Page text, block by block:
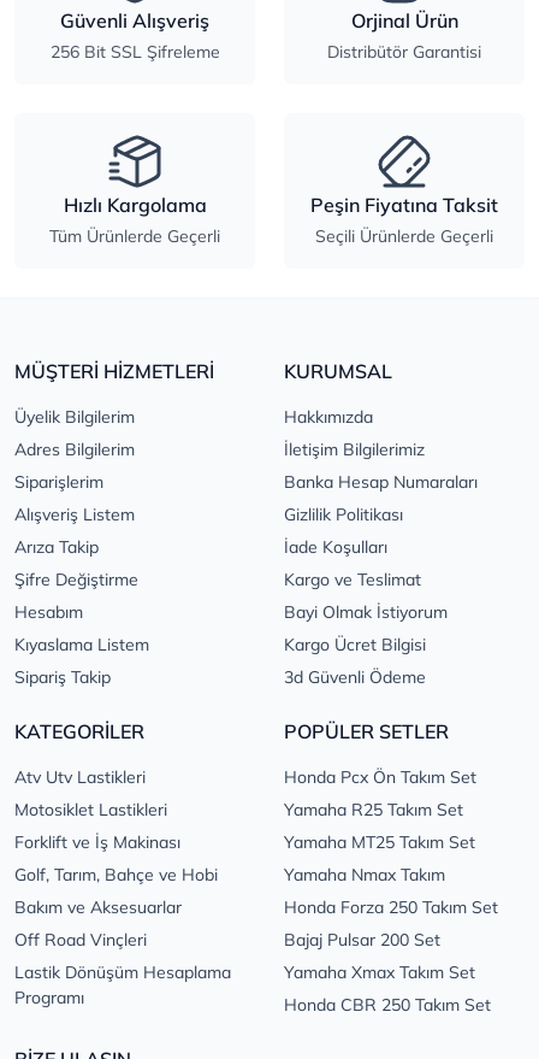
Güvenli Alışveriş
256 Bit SSL Şifreleme
Orjinal Ürün
Distribütör Garantisi
Hızlı Kargolama
Tüm Ürünlerde Geçerli
Peşin Fiyatına Taksit
Seçili Ürünlerde Geçerli
MÜŞTERİ HİZMETLERİ
Üyelik Bilgilerim
Adres Bilgilerim
Siparişlerim
Alışveriş Listem
Arıza Takip
Şifre Değiştirme
Hesabım
Kıyaslama Listem
Sipariş Takip
KURUMSAL
Hakkımızda
İletişim Bilgilerimiz
Banka Hesap Numaraları
Gizlilik Politikası
İade Koşulları
Kargo ve Teslimat
Bayi Olmak İstiyorum
Kargo Ücret Bilgisi
3d Güvenli Ödeme
KATEGORİLER
Atv Utv Lastikleri
Motosiklet Lastikleri
Forklift ve İş Makinası
Golf, Tarım, Bahçe ve Hobi
Bakım ve Aksesuarlar
Off Road Vinçleri
Lastik Dönüşüm Hesaplama
Programı
POPÜLER SETLER
Honda Pcx Ön Takım Set
Yamaha R25 Takım Set
Yamaha MT25 Takım Set
Yamaha Nmax Takım
Honda Forza 250 Takım Set
Bajaj Pulsar 200 Set
Yamaha Xmax Takım Set
Honda CBR 250 Takım Set